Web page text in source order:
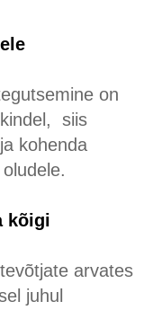
on
siis
kohenda
kõigi
arvates
juhul